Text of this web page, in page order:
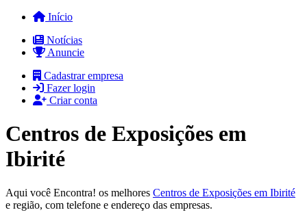
Início
Notícias
Anuncie
Cadastrar empresa
Fazer login
Criar conta
Centros de Exposições em
Ibirité
Aqui você Encontra! os melhores Centros de Exposições em Ibirité
e região, com telefone e endereço das empresas.